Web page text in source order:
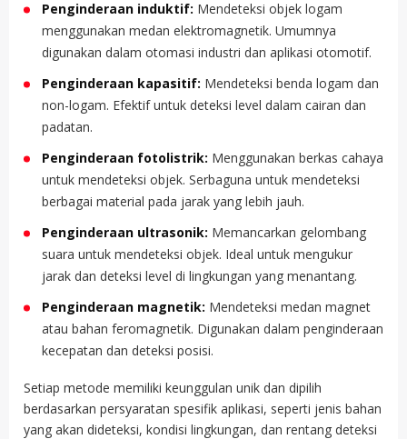
Penginderaan induktif: Mendeteksi objek logam
menggunakan medan elektromagnetik. Umumnya
digunakan dalam otomasi industri dan aplikasi otomotif.
Penginderaan kapasitif: Mendeteksi benda logam dan
non-logam. Efektif untuk deteksi level dalam cairan dan
padatan.
Penginderaan fotolistrik: Menggunakan berkas cahaya
untuk mendeteksi objek. Serbaguna untuk mendeteksi
berbagai material pada jarak yang lebih jauh.
Penginderaan ultrasonik: Memancarkan gelombang
suara untuk mendeteksi objek. Ideal untuk mengukur
jarak dan deteksi level di lingkungan yang menantang.
Penginderaan magnetik: Mendeteksi medan magnet
atau bahan feromagnetik. Digunakan dalam penginderaan
kecepatan dan deteksi posisi.
Setiap metode memiliki keunggulan unik dan dipilih
berdasarkan persyaratan spesifik aplikasi, seperti jenis bahan
yang akan dideteksi, kondisi lingkungan, dan rentang deteksi